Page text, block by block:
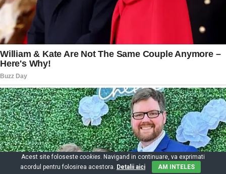
Acest site foloseste cookies. Navigand in continuare, va exprimati
acordul pentru folosirea acestora. Detalii aici AM INTELES